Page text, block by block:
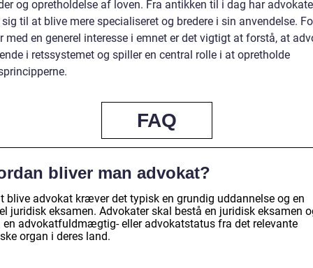
og opretholdelse af loven. Fra antikken til i dag har
til at blive mere specialiseret og bredere i sin anvendelse.
med en generel interesse i emnet er det vigtigt at forstå, at
i retssystemet og spiller en central rolle i at opretholde
FAQ
bliver man advokat?
blive advokat kræver det typisk en grundig uddannelse og en
juridisk eksamen. Advokater skal bestå en juridisk eksamen
en advokatfuldmægtig- eller advokatstatus fra det relevante
organ i deres land.